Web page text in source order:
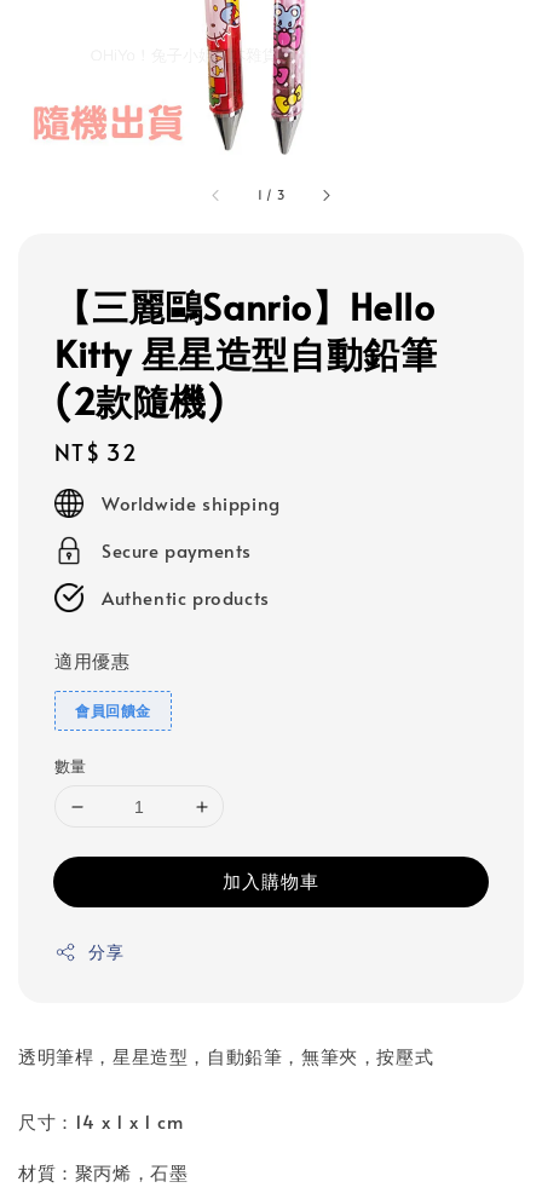
1 / 3
【三麗鷗Sanrio】Hello
Kitty 星星造型自動鉛筆
(2款隨機)
Regular
price
NT$ 32
Worldwide shipping
Secure payments
Authentic products
適用優惠
會員回饋金
數量
加入購物車
分享
透明筆桿，星星造型，自動鉛筆，無筆夾，按壓式
尺寸：14 x 1 x 1 cm
材質：聚丙烯，石墨